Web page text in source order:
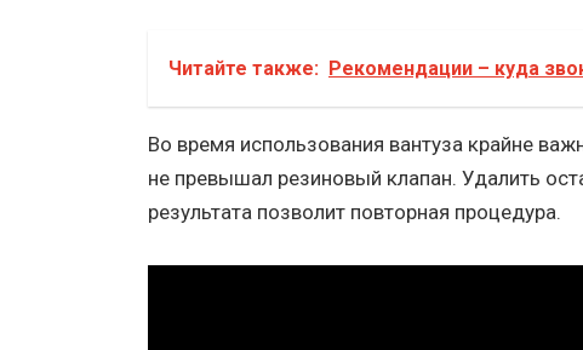
Читайте также: Рекомендации – куда
Во время использования вантуза крайне
не превышал резиновый клапан. Удалить
результата позволит повторная процедура.